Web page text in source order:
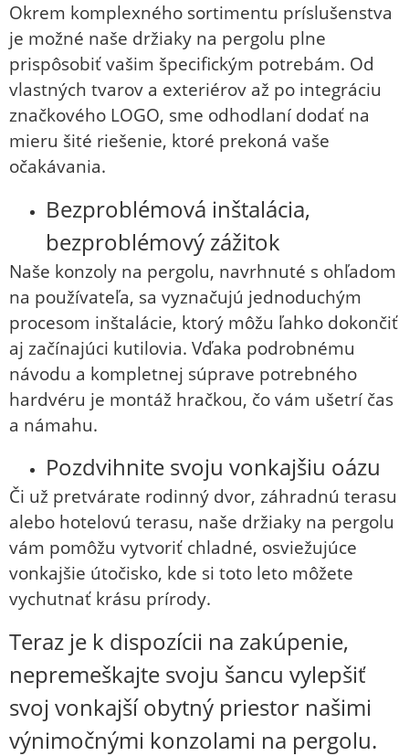
Okrem komplexného sortimentu príslušenstva
je možné naše držiaky na pergolu plne
prispôsobiť vašim špecifickým potrebám. Od
vlastných tvarov a exteriérov až po integráciu
značkového LOGO, sme odhodlaní dodať na
mieru šité riešenie, ktoré prekoná vaše
očakávania.
Bezproblémová inštalácia,
bezproblémový zážitok
Naše konzoly na pergolu, navrhnuté s ohľadom
na používateľa, sa vyznačujú jednoduchým
procesom inštalácie, ktorý môžu ľahko dokončiť
aj začínajúci kutilovia. Vďaka podrobnému
návodu a kompletnej súprave potrebného
hardvéru je montáž hračkou, čo vám ušetrí čas
a námahu.
Pozdvihnite svoju vonkajšiu oázu
Či už pretvárate rodinný dvor, záhradnú terasu
alebo hotelovú terasu, naše držiaky na pergolu
vám pomôžu vytvoriť chladné, osviežujúce
vonkajšie útočisko, kde si toto leto môžete
vychutnať krásu prírody.
Teraz je k dispozícii na zakúpenie,
nepremeškajte svoju šancu vylepšiť
svoj vonkajší obytný priestor našimi
výnimočnými konzolami na pergolu.